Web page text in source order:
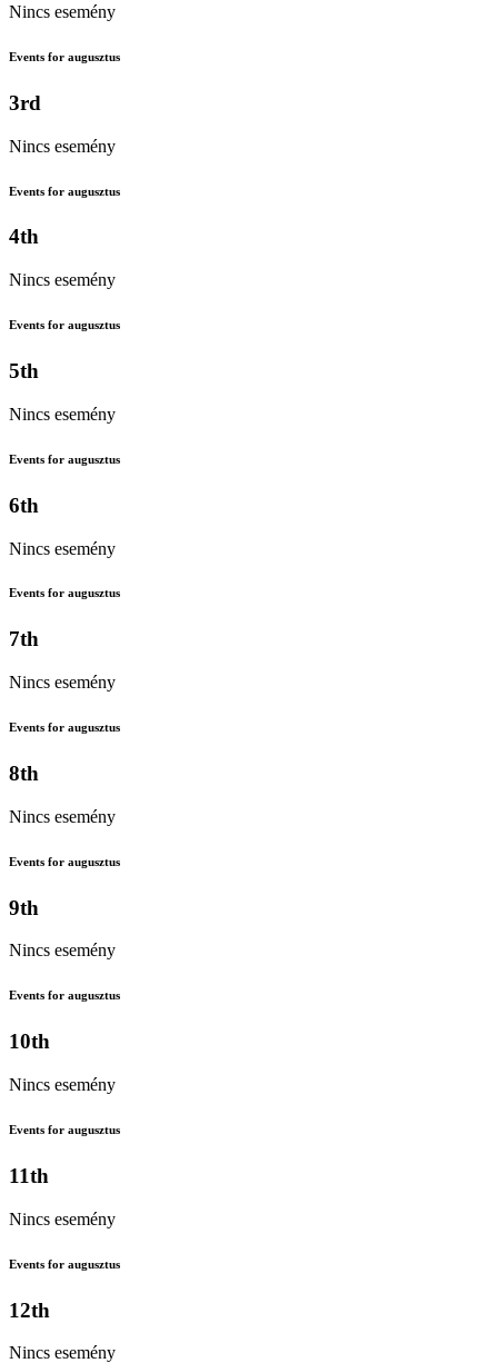
Nincs esemény
Events for augusztus
3rd
Nincs esemény
Events for augusztus
4th
Nincs esemény
Events for augusztus
5th
Nincs esemény
Events for augusztus
6th
Nincs esemény
Events for augusztus
7th
Nincs esemény
Events for augusztus
8th
Nincs esemény
Events for augusztus
9th
Nincs esemény
Events for augusztus
10th
Nincs esemény
Events for augusztus
11th
Nincs esemény
Events for augusztus
12th
Nincs esemény